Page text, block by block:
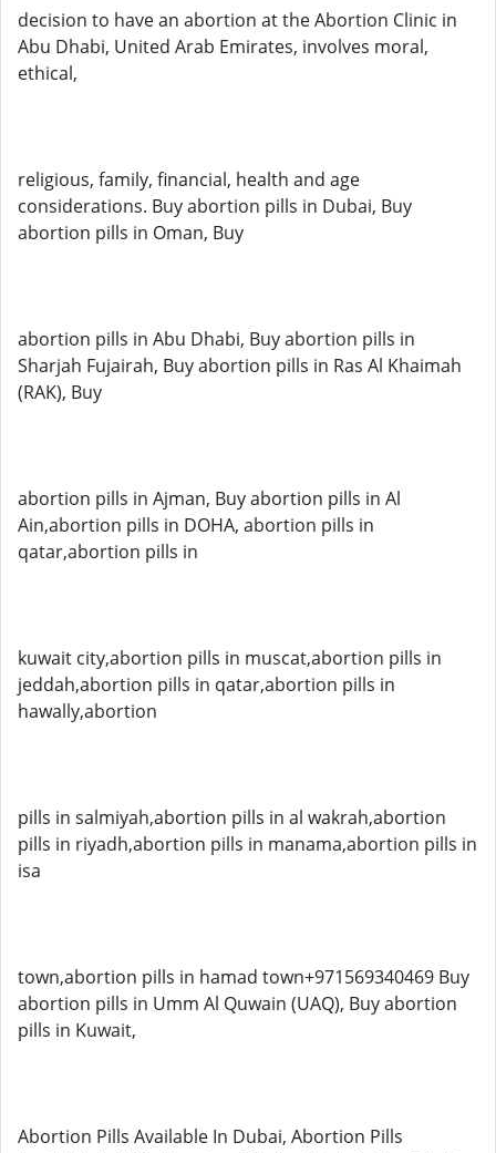
decision to have an abortion at the Abortion Clinic in
Abu Dhabi, United Arab Emirates, involves moral,
ethical,
religious, family, financial, health and age
considerations. Buy abortion pills in Dubai, Buy
abortion pills in Oman, Buy
abortion pills in Abu Dhabi, Buy abortion pills in
Sharjah Fujairah, Buy abortion pills in Ras Al Khaimah
(RAK), Buy
abortion pills in Ajman, Buy abortion pills in Al
Ain,abortion pills in DOHA, abortion pills in
qatar,abortion pills in
kuwait city,abortion pills in muscat,abortion pills in
jeddah,abortion pills in qatar,abortion pills in
hawally,abortion
pills in salmiyah,abortion pills in al wakrah,abortion
pills in riyadh,abortion pills in manama,abortion pills in
isa
town,abortion pills in hamad town+971569340469 Buy
abortion pills in Umm Al Quwain (UAQ), Buy abortion
pills in Kuwait,
Abortion Pills Available In Dubai, Abortion Pills